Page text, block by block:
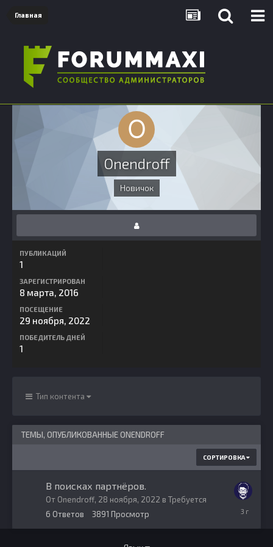
Главная
Onendroff
Новичок
ПУБЛИКАЦИЙ
1
ЗАРЕГИСТРИРОВАН
8 марта, 2016
ПОСЕЩЕНИЕ
29 ноября, 2022
ПОБЕДИТЕЛЬ ДНЕЙ
1
Тип контента
ТЕМЫ, ОПУБЛИКОВАННЫЕ ONENDROFF
СОРТИРОВКА
В поисках партнёров.
От Onendroff, 28 ноября, 2022 в Требуется
6 Ответов 3891 Просмотр
апреля,
2023